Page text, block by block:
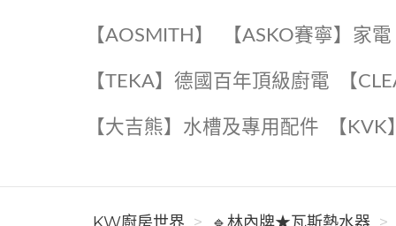
【AOSMITH】 【ASKO賽寧】家電
️【TEKA】️德國百年頂級廚電 【
【大吉熊】水槽及專用配件 【